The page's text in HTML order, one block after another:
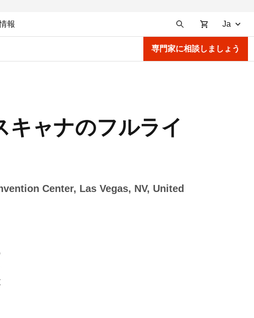
報 Ja
専門家に相談しましょう
キャナのフルライ
Center, Las Vegas, NV, United